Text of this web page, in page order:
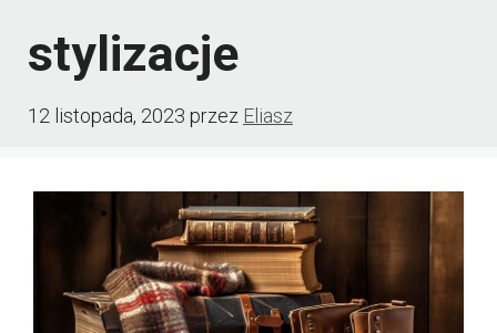
stylizacje
12 listopada, 2023 przez Eliasz